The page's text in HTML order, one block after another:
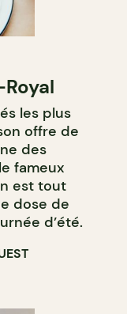
les plus
offre de
des
fameux
est tout
dose de
d’été.